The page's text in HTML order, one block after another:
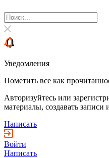
Уведомления
Пометить все как
Авторизуйтесь или
материалы, создавать записи
Написать
Войти
Написать